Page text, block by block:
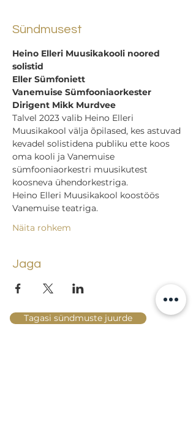
Sündmusest
Heino Elleri Muusikakooli noored
solistid
Eller Sümfoniett
Vanemuise Sümfooniaorkester
Dirigent Mikk Murdvee
Talvel 2023 valib Heino Elleri
Muusikakool välja õpilased, kes astuvad
kevadel solistidena publiku ette koos
oma kooli ja Vanemuise
sümfooniaorkestri muusikutest
koosneva ühendorkestriga.
Heino Elleri Muusikakool koostöös
Vanemuise teatriga.
Näita rohkem
Jaga
Tagasi sündmuste juurde